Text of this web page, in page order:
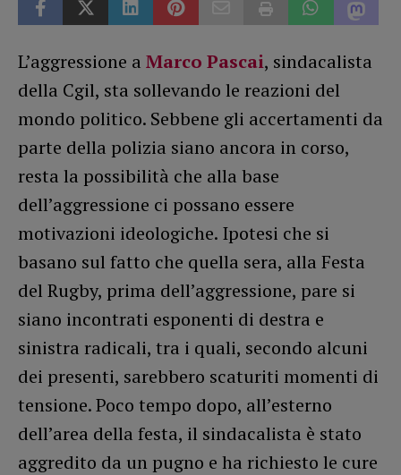
L’aggressione a Marco Pascai, sindacalista
della Cgil, sta sollevando le reazioni del
mondo politico. Sebbene gli accertamenti da
parte della polizia siano ancora in corso,
resta la possibilità che alla base
dell’aggressione ci possano essere
motivazioni ideologiche. Ipotesi che si
basano sul fatto che quella sera, alla Festa
del Rugby, prima dell’aggressione, pare si
siano incontrati esponenti di destra e
sinistra radicali, tra i quali, secondo alcuni
dei presenti, sarebbero scaturiti momenti di
tensione. Poco tempo dopo, all’esterno
dell’area della festa, il sindacalista è stato
aggredito da un pugno e ha richiesto le cure